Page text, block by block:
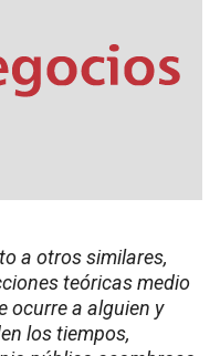
a otros similares,
teóricas medio
ocurre a alguien y
los tiempos,